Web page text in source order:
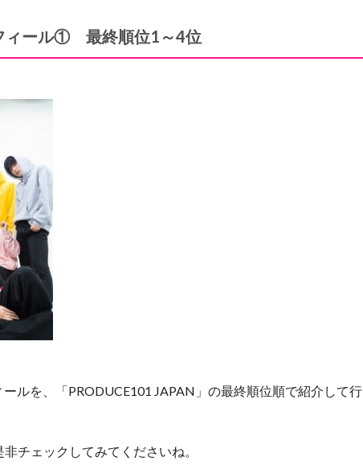
ィール① 最終順位1～4位
ルを、「PRODUCE101 JAPAN」の最終順位順で紹介して行
チェックしてみてくださいね。